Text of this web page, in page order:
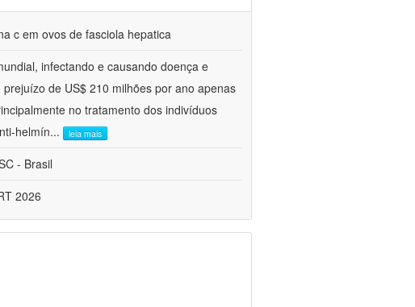
c em ovos de fasciola hepatica
infectando e causando doença e
de US$ 210 milhões por ano apenas
no tratamento dos indivíduos
helmín... leia mais
- Brasil
2026